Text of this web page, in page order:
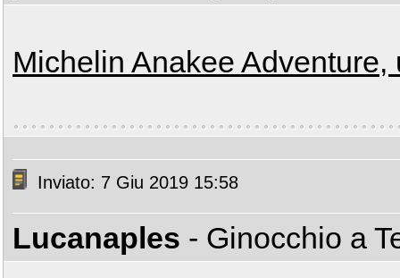
Michelin Anakee
Inviato: 7 Giu 2019 15:58
Lucanaples - Ginocchio a